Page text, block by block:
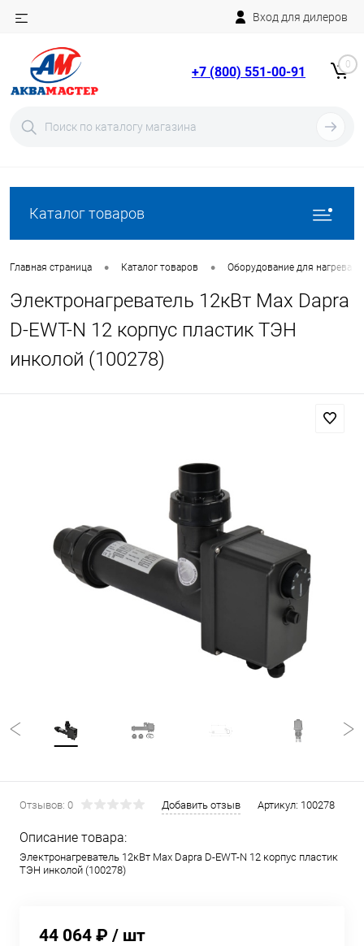
Вход для дилеров
+7 (800) 551-00-91 0
Каталог товаров
Главная страница • Каталог товаров • Оборудование для нагрева
Электронагреватель 12кВт Max Dapra
D-EWT-N 12 корпус пластик ТЭН
инколой (100278)
Отзывов: 0 Добавить отзыв Артикул: 100278
Описание товара:
Электронагреватель 12кВт Max Dapra D-EWT-N 12 корпус пластик
ТЭН инколой (100278)
44 064 ₽ / шт